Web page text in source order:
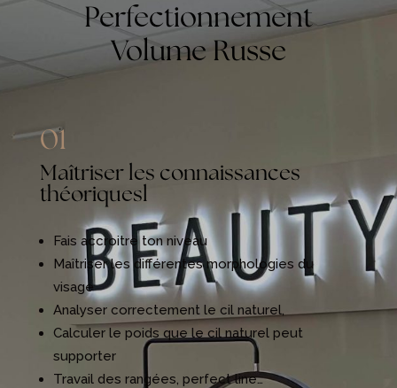
Perfectionnement
Volume Russe
01
Maîtriser les connaissances
théoriquesl
Fais accroitre ton niveau
Maîtriser les différentes morphologies du
visage
Analyser correctement le cil naturel,
Calculer le poids que le cil naturel peut
supporter
Travail des rangées, perfect line…